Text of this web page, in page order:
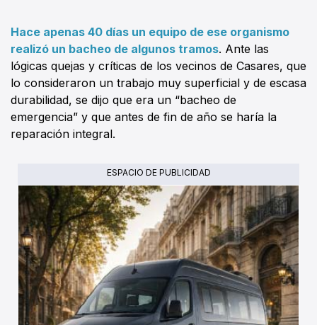
Hace apenas 40 días un equipo de ese organismo
realizó un bacheo de algunos tramos. Ante las
lógicas quejas y críticas de los vecinos de Casares, que
lo consideraron un trabajo muy superficial y de escasa
durabilidad, se dijo que era un “bacheo de
emergencia” y que antes de fin de año se haría la
reparación integral.
ESPACIO DE PUBLICIDAD